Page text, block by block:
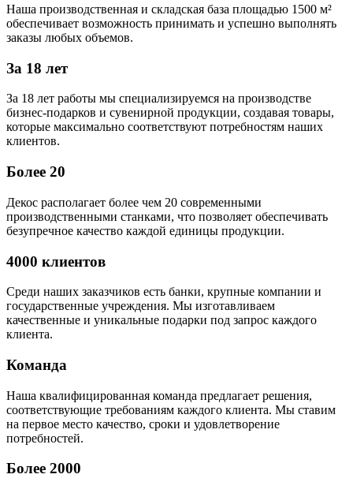
Наша производственная и складская база площадью 1500 м²
обеспечивает возможность принимать и успешно выполнять
заказы любых объемов.
За 18 лет
За 18 лет работы мы специализируемся на производстве
бизнес-подарков и сувенирной продукции, создавая товары,
которые максимально соответствуют потребностям наших
клиентов.
Более 20
Декос располагает более чем 20 современными
производственными станками, что позволяет обеспечивать
безупречное качество каждой единицы продукции.
4000 клиентов
Среди наших заказчиков есть банки, крупные компании и
государственные учреждения. Мы изготавливаем
качественные и уникальные подарки под запрос каждого
клиента.
Команда
Наша квалифицированная команда предлагает решения,
соответствующие требованиям каждого клиента. Мы ставим
на первое место качество, сроки и удовлетворение
потребностей.
Более 2000